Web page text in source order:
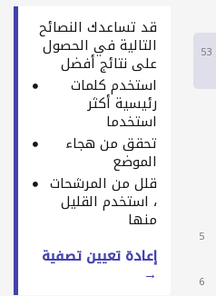
53
5
6
قد تساعدك النصائح
التالية في الحصول
على نتائج أفضل
استخدم كلمات
رئيسية أكثر
استخدما
تحقق من هجاء
الموضع
قلل من المرشحات
، استخدم القليل
منها
إعادة تعيين تصفية
→